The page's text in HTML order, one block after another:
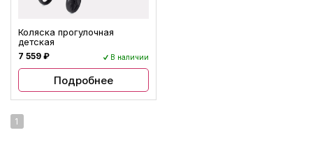
Коляска прогулочная
детская
7 559 ₽ В наличии
Подробнее
1